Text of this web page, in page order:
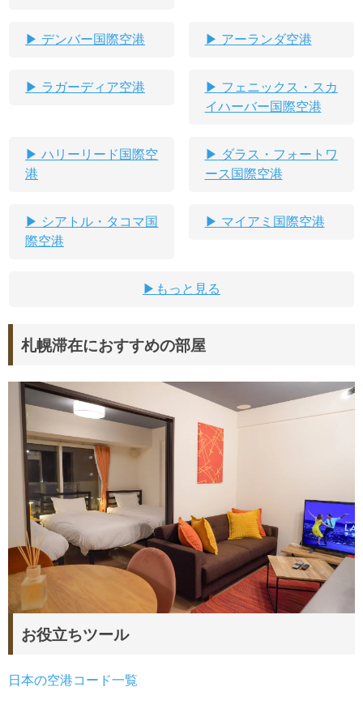
デンバー国際空港 アーランダ空港
ラガーディア空港
フェニックス・スカ
イハーバー国際空港
ハリーリード国際空
港
ダラス・フォートワ
ース国際空港
シアトル・タコマ国
際空港
マイアミ国際空港
もっと見る
札幌滞在におすすめの部屋
お役立ちツール
日本の空港コード一覧